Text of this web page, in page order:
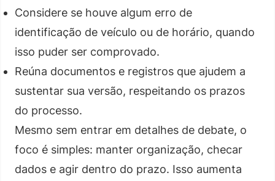
Considere se houve algum erro de
identificação de veículo ou de horário, quando
isso puder ser comprovado.
Reúna documentos e registros que ajudem a
sustentar sua versão, respeitando os prazos
do processo.
Mesmo sem entrar em detalhes de debate, o
foco é simples: manter organização, checar
dados e agir dentro do prazo. Isso aumenta